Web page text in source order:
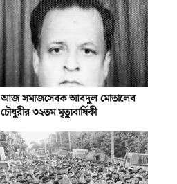
আজ সমাজসেবক আবদুল মোতালেব
চৌধুরীর ৩২তম মৃত্যুবার্ষিকী